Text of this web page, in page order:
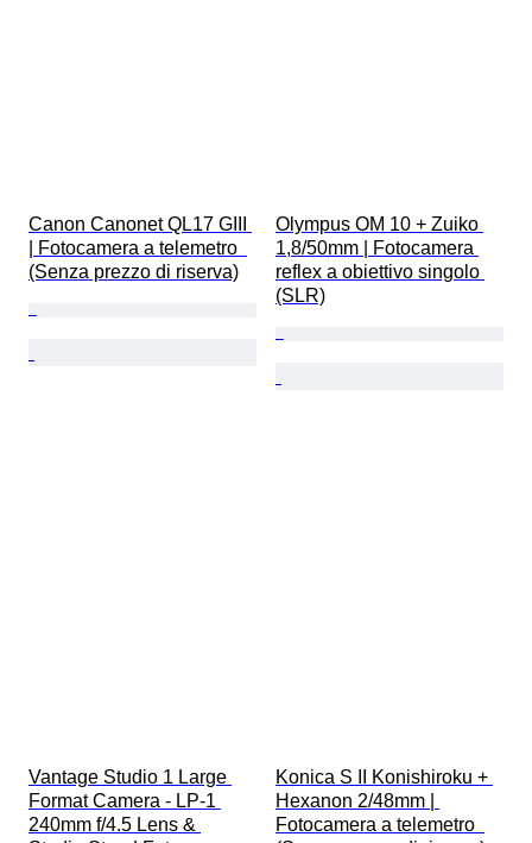
Canon Canonet QL17 GIII
| Fotocamera a telemetro
(Senza prezzo di riserva)
Olympus OM 10 + Zuiko
1,8/50mm | Fotocamera
reflex a obiettivo singolo
(SLR)
Vantage Studio 1 Large
Format Camera - LP-1
240mm f/4.5 Lens &
Konica S II Konishiroku +
Hexanon 2/48mm |
Fotocamera a telemetro